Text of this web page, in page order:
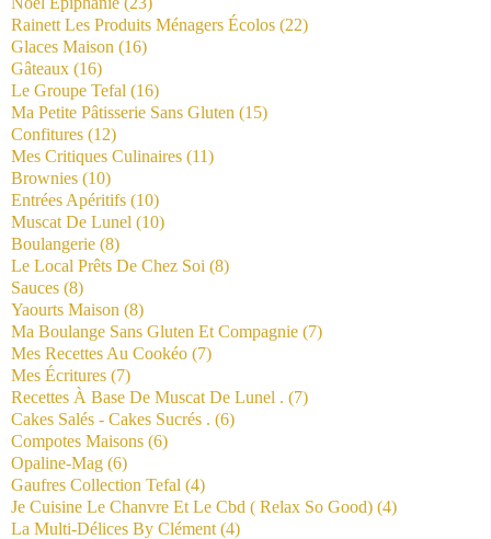
Rainett Les Produits Ménagers Écolos (22)
Glaces Maison (16)
Gâteaux (16)
Le Groupe Tefal (16)
Ma Petite Pâtisserie Sans Gluten (15)
Confitures (12)
Mes Critiques Culinaires (11)
Brownies (10)
Entrées Apéritifs (10)
Muscat De Lunel (10)
Boulangerie (8)
Le Local Prêts De Chez Soi (8)
Sauces (8)
Yaourts Maison (8)
Ma Boulange Sans Gluten Et Compagnie (7)
Mes Recettes Au Cookéo (7)
Mes Écritures (7)
Recettes À Base De Muscat De Lunel . (7)
Cakes Salés - Cakes Sucrés . (6)
Compotes Maisons (6)
Opaline-Mag (6)
Gaufres Collection Tefal (4)
Je Cuisine Le Chanvre Et Le Cbd ( Relax So Good) (4)
La Multi-Délices By Clément (4)